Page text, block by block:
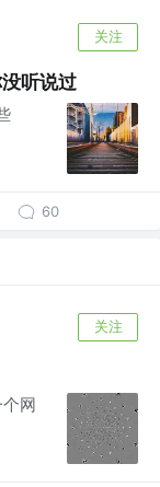
关注
听说过
60
关注
网